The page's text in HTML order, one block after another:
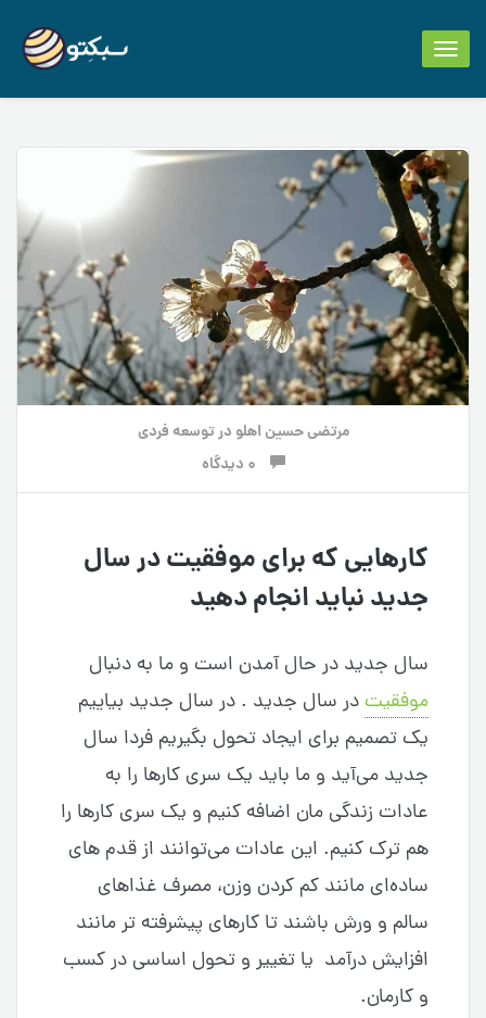
Toggle
navigation
مرتضی حسین اهلو درتوسعه فردی
کارهایی که برای موفقیت در سال
جدید نباید انجام دهید
سال جدید در حال آمدن است و ما به دنبال
موفقیت در سال جدید . در سال جدید بیاییم
یک تصمیم برای ایجاد تحول بگیریم فردا سال
جدید می‌آید و ما باید یک سری کارها را به
عادات زندگی مان اضافه کنیم و یک سری کارها را
هم ترک کنیم. این عادات می‌توانند از قدم های
ساده‌ای مانند کم کردن وزن، مصرف غذاهای
سالم و ورش باشند تا کارهای پیشرفته تر مانند
افزایش درآمد یا تغییر و تحول اساسی در کسب
و کارمان.